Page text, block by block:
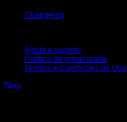
Changelog
Ajuda e suporte
Política de privacidade
Termos e Condições de Uso
Blog